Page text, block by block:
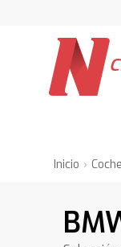
Inicio